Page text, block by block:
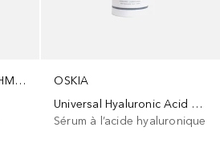
DR. SUSANNE VON SCHMIEDEBERG
OSKIA
Universal Hyaluronic Acid Serum
Sérum à l’acide hyaluronique